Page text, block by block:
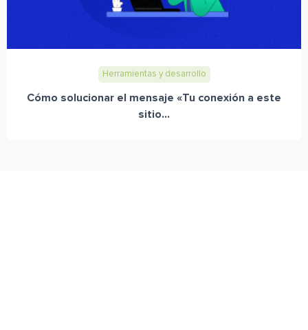
Herramientas y desarrollo
Cómo solucionar el mensaje «Tu conexión a este
sitio...